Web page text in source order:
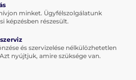
minket. Ügyfélszolgálatunk
képzésben részesült.
és szervizelése nélkülözhetetlen
nyújtjuk, amire szüksége van.